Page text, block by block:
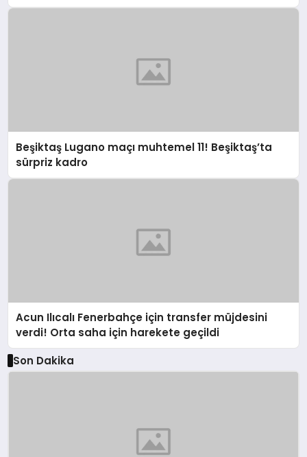
Beşiktaş Lugano maçı muhtemel 11! Beşiktaş’ta
sürpriz kadro
Acun Ilıcalı Fenerbahçe için transfer müjdesini
verdi! Orta saha için harekete geçildi
Son Dakika